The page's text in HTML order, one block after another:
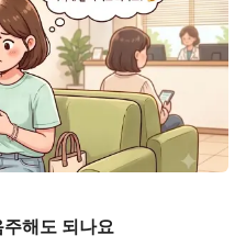
해도 되나요